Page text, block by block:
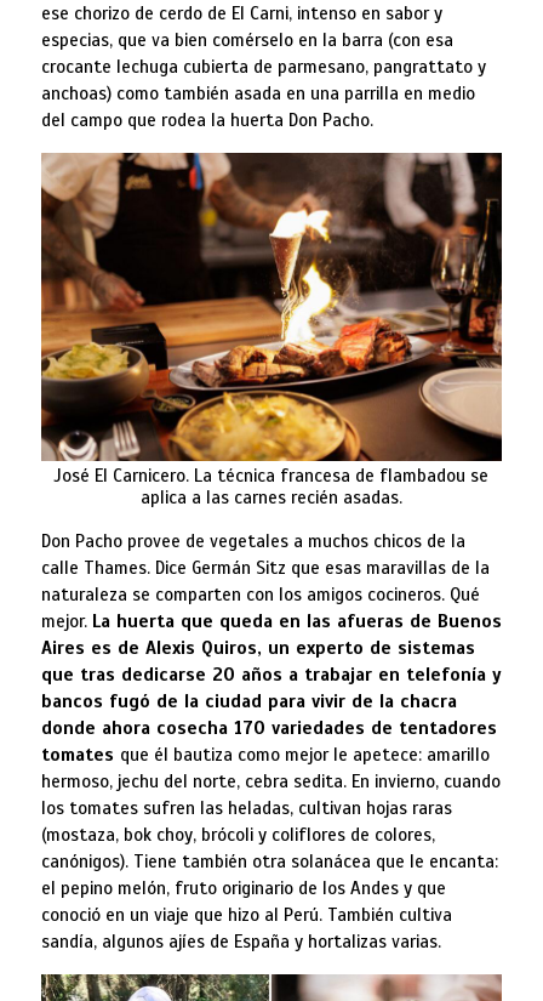
ese chorizo de cerdo de El Carni, intenso en sabor y
especias, que va bien comérselo en la barra (con esa
crocante lechuga cubierta de parmesano, pangrattato y
anchoas) como también asada en una parrilla en medio
del campo que rodea la huerta Don Pacho.
José El Carnicero. La técnica francesa de flambadou se
aplica a las carnes recién asadas.
Don Pacho provee de vegetales a muchos chicos de la
calle Thames. Dice Germán Sitz que esas maravillas de la
naturaleza se comparten con los amigos cocineros. Qué
mejor. La huerta que queda en las afueras de Buenos
Aires es de Alexis Quiros, un experto de sistemas
que tras dedicarse 20 años a trabajar en telefonía y
bancos fugó de la ciudad para vivir de la chacra
donde ahora cosecha 170 variedades de tentadores
tomates que él bautiza como mejor le apetece: amarillo
hermoso, jechu del norte, cebra sedita. En invierno, cuando
los tomates sufren las heladas, cultivan hojas raras
(mostaza, bok choy, brócoli y coliflores de colores,
canónigos). Tiene también otra solanácea que le encanta:
el pepino melón, fruto originario de los Andes y que
conoció en un viaje que hizo al Perú. También cultiva
sandía, algunos ajíes de España y hortalizas varias.